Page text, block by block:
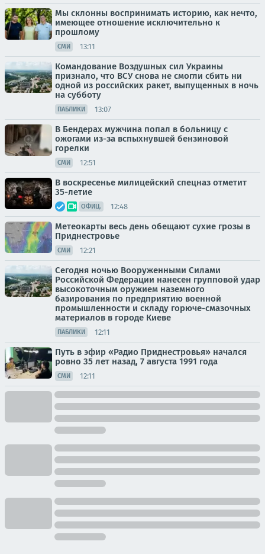
Мы склонны воспринимать историю, как нечто,
имеющее отношение исключительно к
прошлому
СМИ 13:11
Командование Воздушных сил Украины
признало, что ВСУ снова не смогли сбить ни
одной из российских ракет, выпущенных в ночь
на субботу
ПАБЛИКИ 13:07
В Бендерах мужчина попал в больницу с
ожогами из-за вспыхнувшей бензиновой
горелки
СМИ 12:51
В воскресенье милицейский спецназ отметит
35-летие
ОФИЦ. 12:48
Метеокарты весь день обещают сухие грозы в
Приднестровье
СМИ 12:21
Сегодня ночью Вооруженными Силами
Российской Федерации нанесен групповой удар
высокоточным оружием наземного
базирования по предприятию военной
промышленности и складу горюче-смазочных
материалов в городе Киеве
ПАБЛИКИ 12:11
Путь в эфир «Радио Приднестровья» начался
ровно 35 лет назад, 7 августа 1991 года
СМИ 12:11